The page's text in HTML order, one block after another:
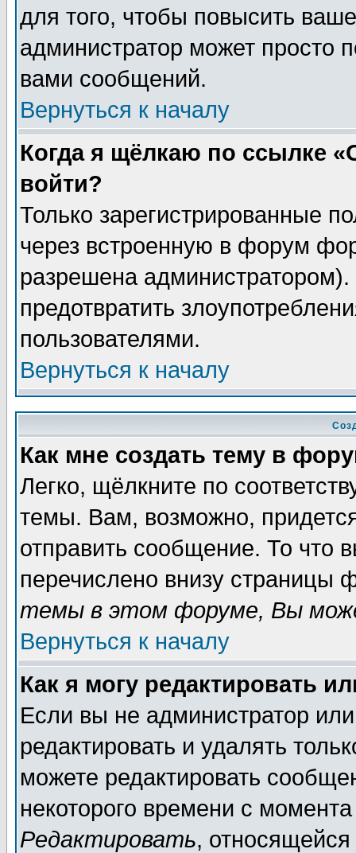
для того, чтобы повысить
администратор может просто
вами сообщений.
Вернуться к началу
Когда я щёлкаю по ссылке
войти?
Только зарегистрированные
через встроенную в форум
разрешена
предотвратить
пользователями.
Вернуться к началу
Как мне создать тему в
Легко, щёлкните по
темы. Вам, возможно,
отправить сообщение. То что
перечислено внизу страницы
темы в этом форуме, Вы
Вернуться к началу
Как я могу редактировать
Если вы не администратор
редактировать и удалять
можете редактировать
некоторого времени с
Редактировать,